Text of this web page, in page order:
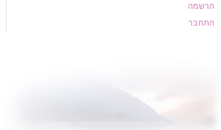
הרשמה
התחבר